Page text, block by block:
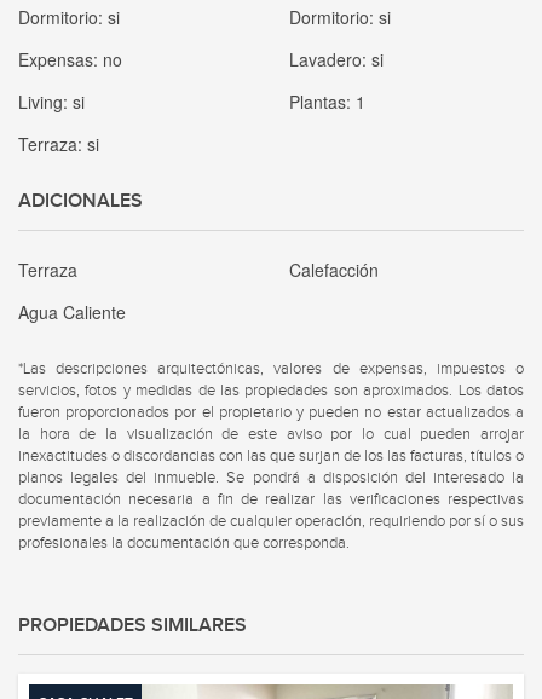
Dormitorio: si Dormitorio: si
Expensas: no Lavadero: si
Living: si Plantas: 1
Terraza: si
ADICIONALES
Terraza
Calefacción
Agua Caliente
*Las descripciones arquitectónicas, valores de expensas, impuestos o
servicios, fotos y medidas de las propiedades son aproximados. Los datos
fueron proporcionados por el propietario y pueden no estar actualizados a
la hora de la visualización de este aviso por lo cual pueden arrojar
inexactitudes o discordancias con las que surjan de los las facturas, títulos o
planos legales del inmueble. Se pondrá a disposición del interesado la
documentación necesaria a fin de realizar las verificaciones respectivas
previamente a la realización de cualquier operación, requiriendo por sí o sus
profesionales la documentación que corresponda.
PROPIEDADES SIMILARES